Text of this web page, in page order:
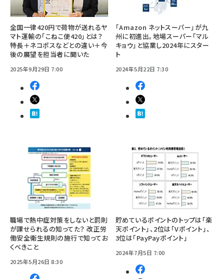
全国一律420円で荷物が送れるヤ
マト運輸の「こねこ便420」とは？
特長＋ネコポスなどとの違い＋今
後の展望を担当者に聞いた
2025年9月29日 7:00
「Amazon ネットスーパー」が九
州に初進出。地場スーパー「マル
キョウ」と協業し2024年にスター
ト
2024年5月22日 7:30
職場で熱中症対策をしないと罰則
が課せられるの知ってた？ 改正労
働安全衛生規則の施行で知ってお
くべきこと
2025年5月26日 8:30
貯めているポイントのトップは「楽
天ポイント」、2位は「Vポイント」、
3位は「PayPayポイント」
2024年7月5日 7:00